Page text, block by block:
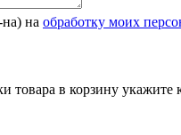
на) на обработку моих
товара в корзину укажите